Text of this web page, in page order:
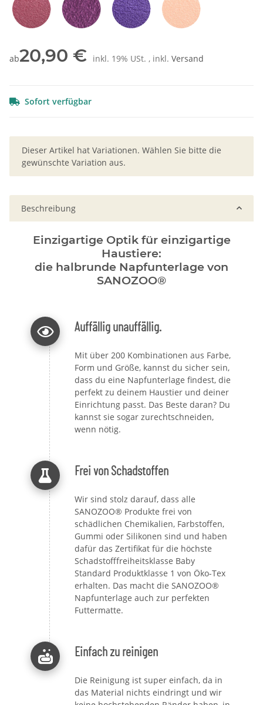
ab20,90 € inkl. 19% USt. , inkl. Versand
Sofort verfügbar
x
Dieser Artikel hat Variationen. Wählen Sie bitte die
gewünschte Variation aus.
Beschreibung
Einzigartige Optik für einzigartige
Haustiere:
die halbrunde Napfunterlage von
SANOZOO®
Auffällig unauffällig.
Mit über 200 Kombinationen aus Farbe,
Form und Größe, kannst du sicher sein,
dass du eine Napfunterlage findest, die
perfekt zu deinem Haustier und deiner
Einrichtung passt. Das Beste daran? Du
kannst sie sogar zurechtschneiden,
wenn nötig.
Frei von Schadstoffen
Wir sind stolz darauf, dass alle
SANOZOO® Produkte frei von
schädlichen Chemikalien, Farbstoffen,
Gummi oder Silikonen sind und haben
dafür das Zertifikat für die höchste
Schadstofffreiheitsklasse Baby
Standard Produktklasse 1 von Öko-Tex
erhalten. Das macht die SANOZOO®
Napfunterlage auch zur perfekten
Futtermatte.
Einfach zu reinigen
Die Reinigung ist super einfach, da in
das Material nichts eindringt und wir